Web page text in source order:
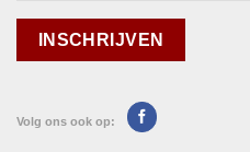
Volg ons ook op: